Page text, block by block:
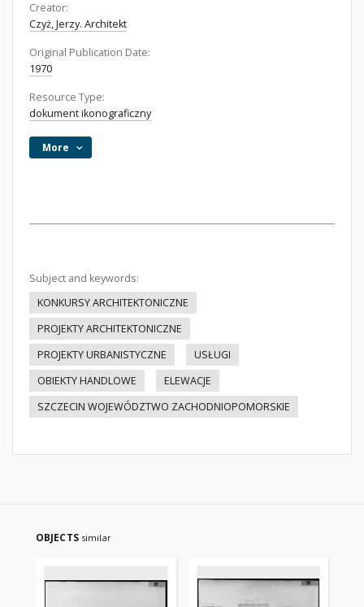
Creator:
Czyż, Jerzy. Architekt
Original Publication Date:
1970
Resource Type:
dokument ikonograficzny
More
Subject and keywords:
KONKURSY ARCHITEKTONICZNE
PROJEKTY ARCHITEKTONICZNE
PROJEKTY URBANISTYCZNE
USŁUGI
OBIEKTY HANDLOWE
ELEWACJE
SZCZECIN WOJEWÓDZTWO ZACHODNIOPOMORSKIE
OBJECTS similar